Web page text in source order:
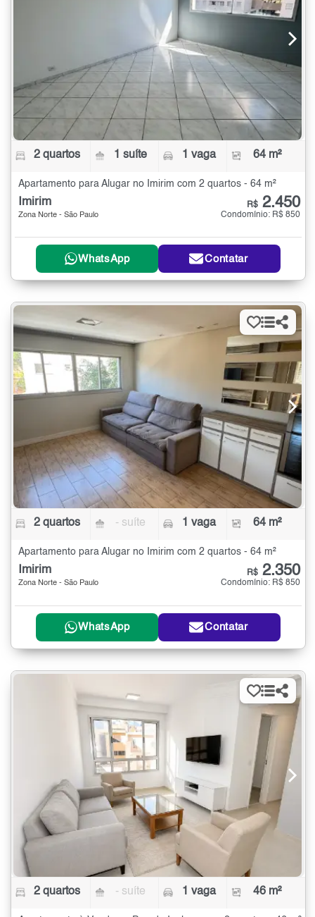
2 quartos 1 suíte 1 vaga 64 m²
Apartamento para Alugar no Imirim com 2 quartos - 64 m²
Imirim
Zona Norte - São Paulo
R$ 2.450
Condomínio: R$ 850
WhatsApp Contatar
2 quartos - suíte 1 vaga 64 m²
Apartamento para Alugar no Imirim com 2 quartos - 64 m²
Imirim
Zona Norte - São Paulo
R$ 2.350
Condomínio: R$ 850
WhatsApp Contatar
2 quartos - suíte 1 vaga 46 m²